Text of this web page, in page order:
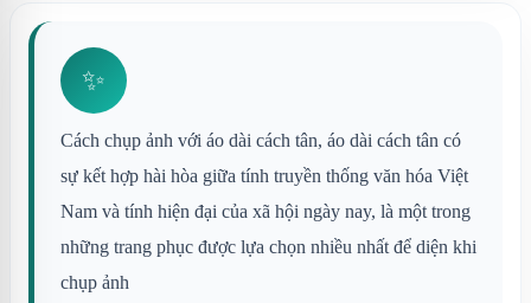
✨
Cách chụp ảnh với áo dài cách tân, áo dài cách tân có
sự kết hợp hài hòa giữa tính truyền thống văn hóa Việt
Nam và tính hiện đại của xã hội ngày nay, là một trong
những trang phục được lựa chọn nhiều nhất để diện khi
chụp ảnh